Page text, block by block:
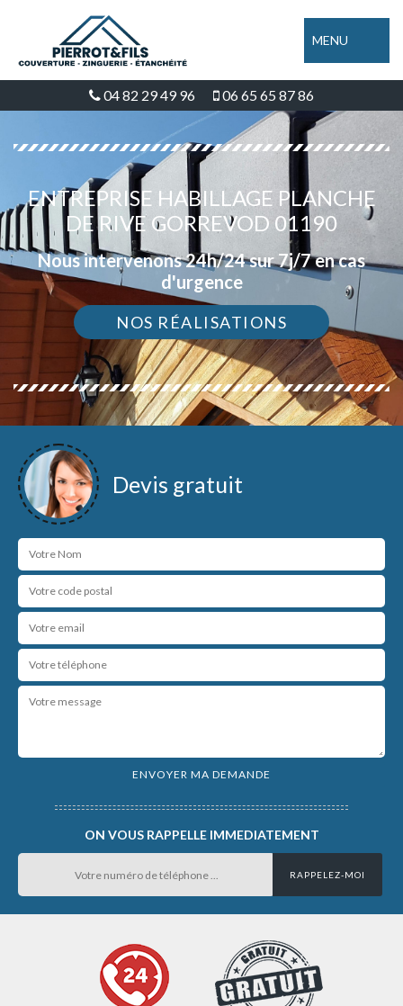
MENU
04 82 29 49 96 06 65 65 87 86
ENTREPRISE HABILLAGE PLANCHE
DE RIVE GORREVOD 01190
Nous intervenons 24h/24 sur 7j/7 en cas
d'urgence
NOS RÉALISATIONS
Devis gratuit
ON VOUS RAPPELLE IMMEDIATEMENT